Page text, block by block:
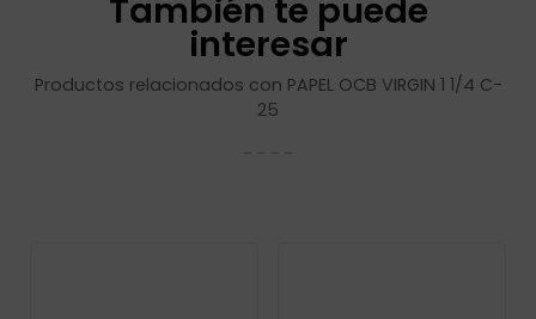
También te puede
interesar
Productos relacionados con PAPEL OCB VIRGIN 1 1/4 C-
25